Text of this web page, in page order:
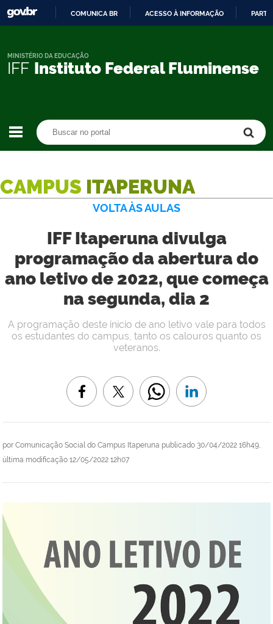
CONTEÚDO
COMUNICA BR ACESSO À INFORMAÇÃO
IFF Instituto Federal Fluminense
MINISTÉRIO DA EDUCAÇÃO
CAMPUS ITAPERUNA
VOLTA ÀS AULAS
IFF Itaperuna divulga
programação da abertura do
ano letivo de 2022, que começa
na segunda, dia 2
por Comunicação Social do Campus Itaperuna publicado 30/04/2022 16h49,
última modificação 12/05/2022 12h07
A programação deste início de ano letivo vale para todos
os estudantes do campus, tanto os calouros quanto os
veteranos.